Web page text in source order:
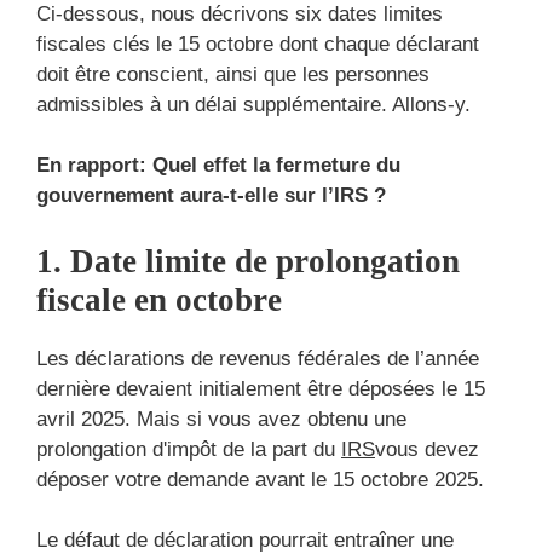
Ci-dessous, nous décrivons six dates limites
fiscales clés le 15 octobre dont chaque déclarant
doit être conscient, ainsi que les personnes
admissibles à un délai supplémentaire. Allons-y.
En rapport: Quel effet la fermeture du
gouvernement aura-t-elle sur l’IRS ?
1. Date limite de prolongation
fiscale en octobre
Les déclarations de revenus fédérales de l’année
dernière devaient initialement être déposées le 15
avril 2025. Mais si vous avez obtenu une
prolongation d'impôt de la part du IRSvous devez
déposer votre demande avant le 15 octobre 2025.
Le défaut de déclaration pourrait entraîner une